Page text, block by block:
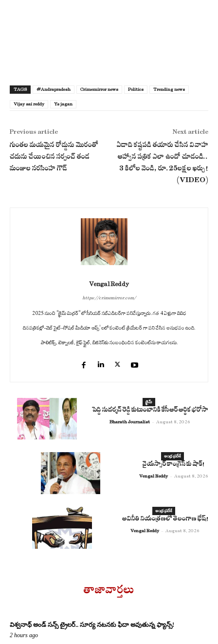
TAGS #Andrapradesh Crimemirror news Politics Trending news
Vijay sai reddy Ys jagan
Previous article
గుంతల మయమైన రోడ్డును మొరంతో
చదును చేయించిన సర్పంచ్ తండ
మంజుల నరసింహ గౌడ్
Next article
ఏడాది కష్టపడి తయారు చేసిన వివాహ
ఆహ్వాన పత్రిక ఎలా ఉందో చూడండి..
3 కిలోల వెండి, రూ.25లక్షల ఖర్చు!
(VIDEO)
Vengal Reddy
https://crimemirror.com/
2025 నుంచి "క్రైమ్ మిర్రర్" లో సీనియర్ సబ్‌ఎడిటర్‌గా పనిచేస్తున్నారు. గత 4 ఏళ్లుగా వివిధ
దినపత్రికల్లో-వెబ్ సైట్-సోషల్ మీడియా ఆప్స్' లలో కంటెంట్ క్రియేటర్ గా పని చేసిన అనుభవం ఉంది.
పాలిటిక్స్‌, టెక్నాలజీ, లైఫ్‌ స్టైల్‌, బిజినెస్‌కు సంబంధించిన కంటెంట్‌ను రాయగలను.
క్రైమ్
పెద్ది సుదర్శన్ రెడ్డి కుటుంబానికి కేసీఆర్ ఆర్థిక భరోసా
Bharath Journalist - August 8, 2026
ఆంధ్ర ప్రదేశ్
వైయస్సార్ కాంగ్రెస్ కు షాక్!
Vengal Reddy - August 8, 2026
ఆంధ్ర ప్రదేశ్
అవినీతి నియంత్రణలో తెలంగాణ భేష్!
Vengal Reddy - August 8, 2026
తాజావార్తలు
విశ్వనాథ్ అండ్ సన్స్ ట్రైలర్.. సూర్య నటనకు ఫిదా అవుతున్న ఫ్యాన్స్!
2 hours ago